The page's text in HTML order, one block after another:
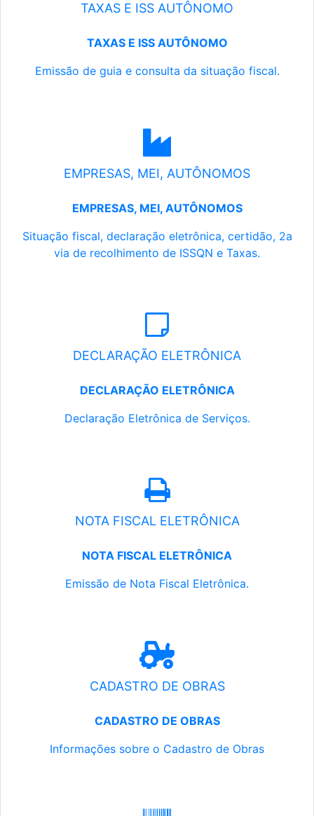
TAXAS E ISS AUTÔNOMO
TAXAS E ISS AUTÔNOMO
Emissão de guia e consulta da situação fiscal.
EMPRESAS, MEI, AUTÔNOMOS
EMPRESAS, MEI, AUTÔNOMOS
Situação fiscal, declaração eletrônica, certidão, 2a
via de recolhimento de ISSQN e Taxas.
DECLARAÇÃO ELETRÔNICA
DECLARAÇÃO ELETRÔNICA
Declaração Eletrônica de Serviços.
NOTA FISCAL ELETRÔNICA
NOTA FISCAL ELETRÔNICA
Emissão de Nota Fiscal Eletrônica.
CADASTRO DE OBRAS
CADASTRO DE OBRAS
Informações sobre o Cadastro de Obras